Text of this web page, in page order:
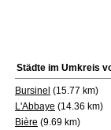
Städte im Umkreis
Bursinel (15.77 km)
L'Abbaye (14.36 km)
Bière (9.69 km)